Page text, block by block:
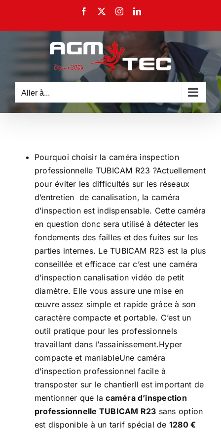
contenu
Facebook InstagramLinkedIn
Aller à...
Pourquoi choisir la caméra inspection
professionnelle TUBICAM R23 ?Actuellement
pour éviter les difficultés sur les réseaux
d’entretien de canalisation, la caméra
d’inspection est indispensable. Cette caméra
en question donc sera utilisé à détecter les
fondements des failles et des fuites sur les
parties internes. Le TUBICAM R23 est la plus
conseillée et efficace car c’est une caméra
d’inspection canalisation vidéo de petit
diamètre. Elle vous assure une mise en
œuvre assez simple et rapide grâce à son
caractère compacte et portable. C’est un
outil pratique pour les professionnels
travaillant dans l’assainissement.Hyper
compacte et maniableUne caméra
d’inspection professionnel facile à
transposter sur le chantierIl est important de
mentionner que lacaméra d’inspection
professionnelle TUBICAM R23 sans option
est disponible à un tarif spécial de 1280 €